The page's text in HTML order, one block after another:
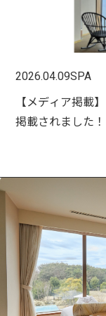
2026.04.09SPA
【メディア掲載
掲載されました！